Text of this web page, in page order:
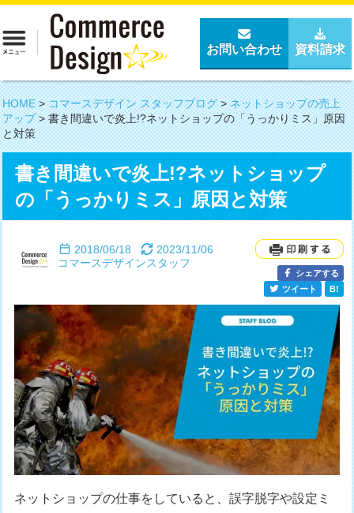
お問い合わせ 資料請求
HOME>コマースデザイン スタッフブログ>ネットショップの売上
アップ>書き間違いで炎上!?ネットショップの「うっかりミス」原因
と対策
書き間違いで炎上!?ネットショップ
の「うっかりミス」原因と対策
2018/06/18
2023/11/06
コマースデザインスタッフ
シェアする
ツイート
B!
ネットショップの仕事をしていると、誤字脱字や設定ミ